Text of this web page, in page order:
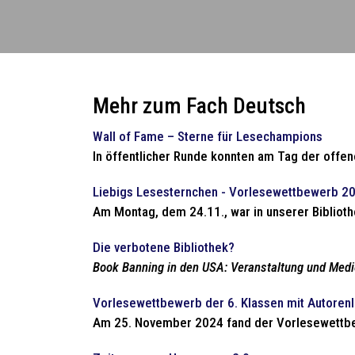
Mehr zum Fach Deutsch
Wall of Fame – Sterne für Lesechampions
In öffentlicher Runde konnten am Tag der
Liebigs Lesesternchen - Vorlesewettbewerb
Am Montag, dem 24.11., war in unserer
Die verbotene Bibliothek?
Book Banning in den USA: Veranstaltung und
Vorlesewettbewerb der 6. Klassen mit
Am 25. November 2024 fand der